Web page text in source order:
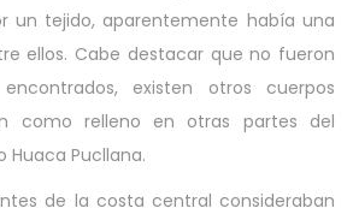
un tejido, aparentemente había una
ellos. Cabe destacar que no fueron
existen otros cuerpos
como relleno en otras partes del
Pucllana.
de la costa central consideraban